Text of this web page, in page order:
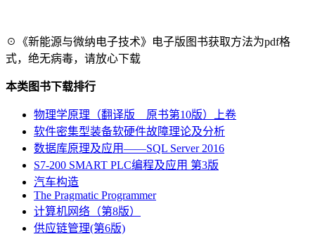
☉《新能源与微纳电子技术》电子版图书获取方法为pdf格
式，绝无病毒，请放心下载
本类图书下载排行
物理学原理（翻译版 原书第10版）上卷
软件密集型装备软硬件故障理论及分析
数据库原理及应用――SQL Server 2016
S7-200 SMART PLC编程及应用 第3版
汽车构造
The Pragmatic Programmer
计算机网络（第8版）
供应链管理(第6版)